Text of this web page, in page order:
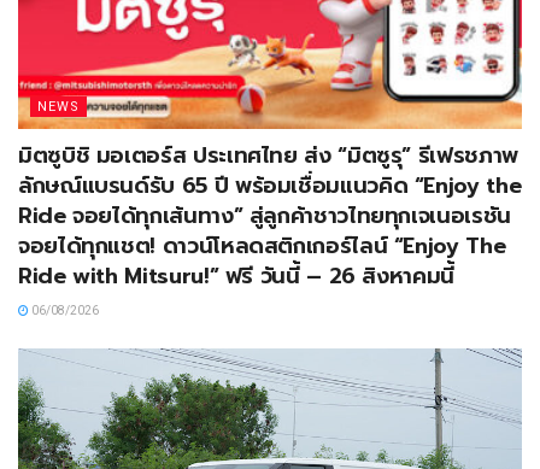
NEWS
มิตซูบิชิ มอเตอร์ส ประเทศไทย ส่ง “มิตซูรุ” รีเฟรชภาพ
ลักษณ์แบรนด์รับ 65 ปี พร้อมเชื่อมแนวคิด “Enjoy the
Ride จอยได้ทุกเส้นทาง” สู่ลูกค้าชาวไทยทุกเจเนอเรชัน
จอยได้ทุกแชต! ดาวน์โหลดสติกเกอร์ไลน์ “Enjoy The
Ride with Mitsuru!” ฟรี วันนี้ – 26 สิงหาคมนี้
06/08/2026